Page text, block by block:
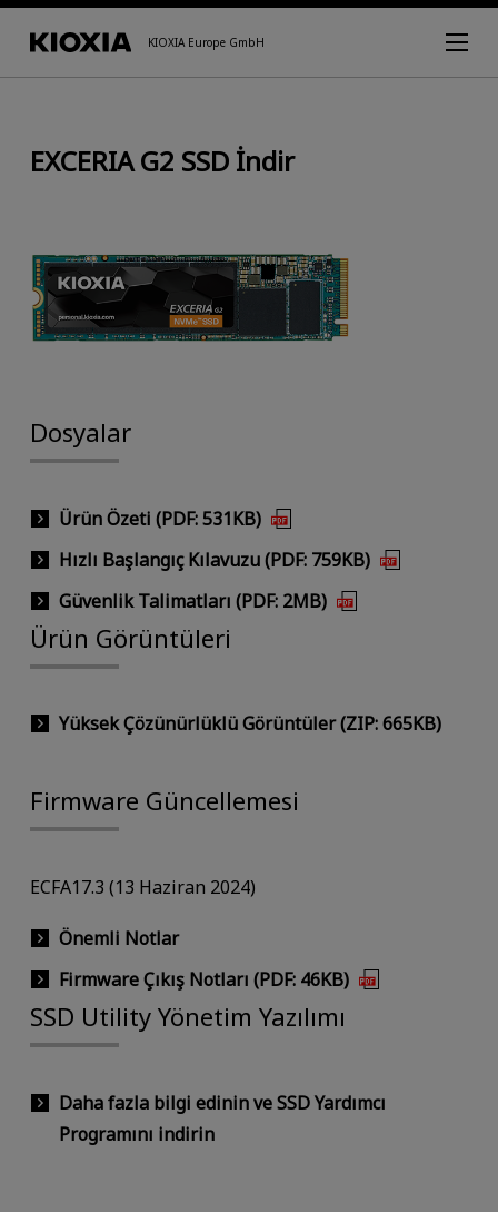
KIOXIA Europe GmbH
EXCERIA G2 SSD İndir
Dosyalar
Ürün Özeti (PDF: 531KB)
Hızlı Başlangıç Kılavuzu (PDF: 759KB)
Güvenlik Talimatları (PDF: 2MB)
Ürün Görüntüleri
Yüksek Çözünürlüklü Görüntüler (ZIP: 665KB)
Firmware Güncellemesi
ECFA17.3 (13 Haziran 2024)
Önemli Notlar
Firmware Çıkış Notları (PDF: 46KB)
SSD Utility Yönetim Yazılımı
Daha fazla bilgi edinin ve SSD Yardımcı
Programını indirin